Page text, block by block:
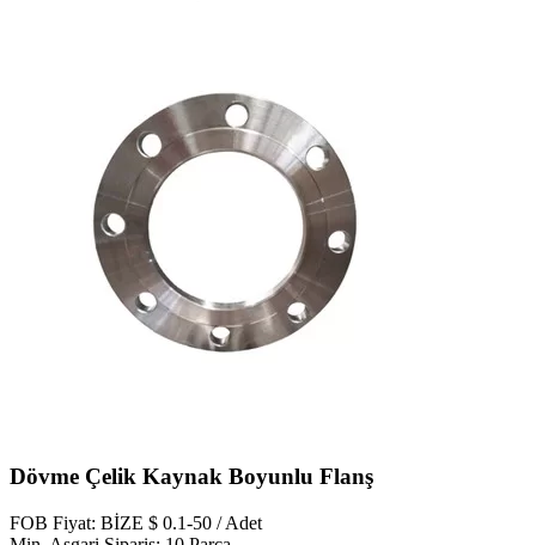
Dövme Çelik Kaynak Boyunlu Flanş
FOB Fiyat: BİZE $ 0.1-50 / Adet